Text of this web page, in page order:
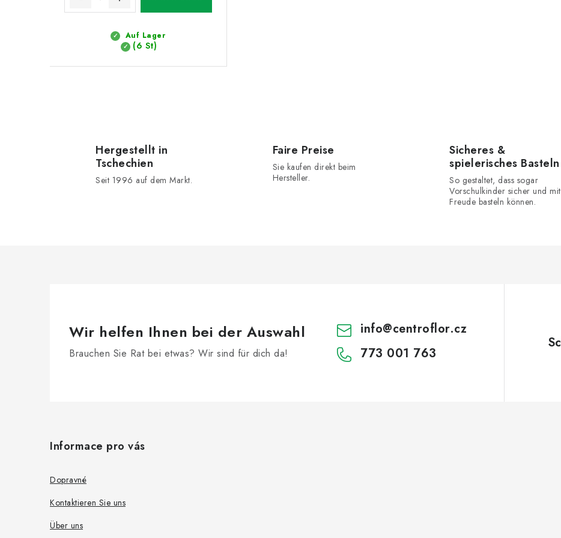
Auf Lager
(6 St)
L
i
s
t
e
Hergestellt in
Tschechien
Seit 1996 auf dem Markt.
Faire Preise
Sie kaufen direkt beim
Hersteller.
Sicheres &
spielerisches Basteln
So gestaltet, dass sogar
Vorschulkinder sicher und mit
Freude basteln können.
Wir helfen Ihnen bei der Auswahl
Brauchen Sie Rat bei etwas? Wir sind für dich da!
info@centroflor.cz
773 001 763
Informace pro vás
Dopravné
Kontaktieren Sie uns
Über uns